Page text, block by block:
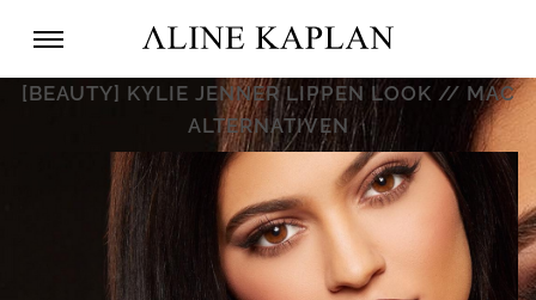
[BEAUTY] KYLIE JENNER LIPPEN LOOK // MAC
ALTERNATIVEN